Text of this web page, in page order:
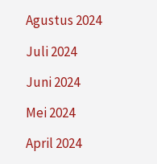
Agustus 2024
Juli 2024
Juni 2024
Mei 2024
April 2024